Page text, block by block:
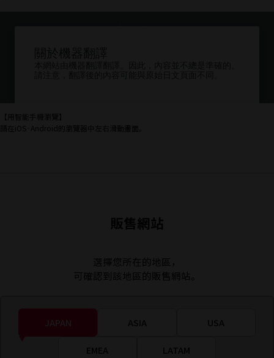
【用智能手機瀏覽】
請在iOS·Android的瀏覽器中左右滑動畫面。
販售網站
選擇您所在的地區，
可確認到該地區的販售網站。
JAPAN ASIA USA
EMEA LATAM